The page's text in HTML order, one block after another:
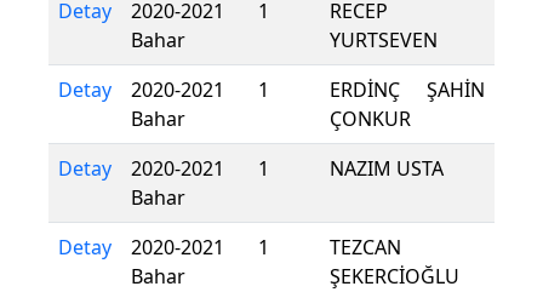
Detay
2020-2021
Bahar
1
RECEP
YURTSEVEN
Detay
2020-2021
Bahar
1
ERDİNÇ ŞAHİN
ÇONKUR
Detay
2020-2021
Bahar
1 NAZIM USTA
Detay
2020-2021
Bahar
1
TEZCAN
ŞEKERCİOĞLU